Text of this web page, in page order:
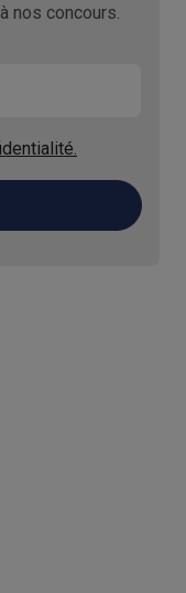
nos concours.